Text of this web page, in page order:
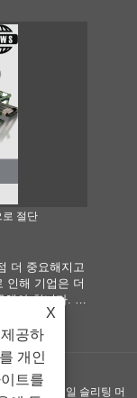
로 절단
더 중요해지고
인해 기업은 더
해야 합니다. 기
성을 추구하는
하지 않습니
가공 장비로 등
LTD.， - 코일 슬리팅 머
X
공하
개인
트를